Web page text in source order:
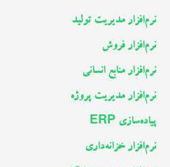
نرم‌افزار مدیریت تولید
نرم‌افزار فروش
نرم‌افزار منابع انسانی
نرم‌افزار مدیریت پروژه
پیاده‌سازی ERP
نرم‌افزار خزانه‌داری